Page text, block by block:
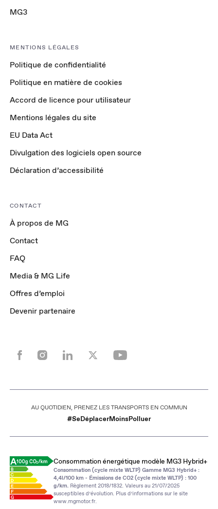
MG3
MENTIONS LÉGALES
Politique de confidentialité
Politique en matière de cookies
Accord de licence pour utilisateur
Mentions légales du site
EU Data Act
Divulgation des logiciels open source
Déclaration d’accessibilité
CONTACT
À propos de MG
Contact
FAQ
Media & MG Life
Offres d’emploi
Devenir partenaire
AU QUOTIDIEN, PRENEZ LES TRANSPORTS EN COMMUN
#SeDéplacerMoinsPolluer
Consommation énergétique modèle MG3 Hybrid+
Consommation (cycle mixte WLTP) Gamme MG3 Hybrid+ :
4,4l/100 km - Émissions de CO2 (cycle mixte WLTP) : 100
g/km. Règlement 2018/1832. Valeurs au 21/07/2025
susceptibles d’évolution. Plus d’informations sur le site
www.mgmotor.fr.